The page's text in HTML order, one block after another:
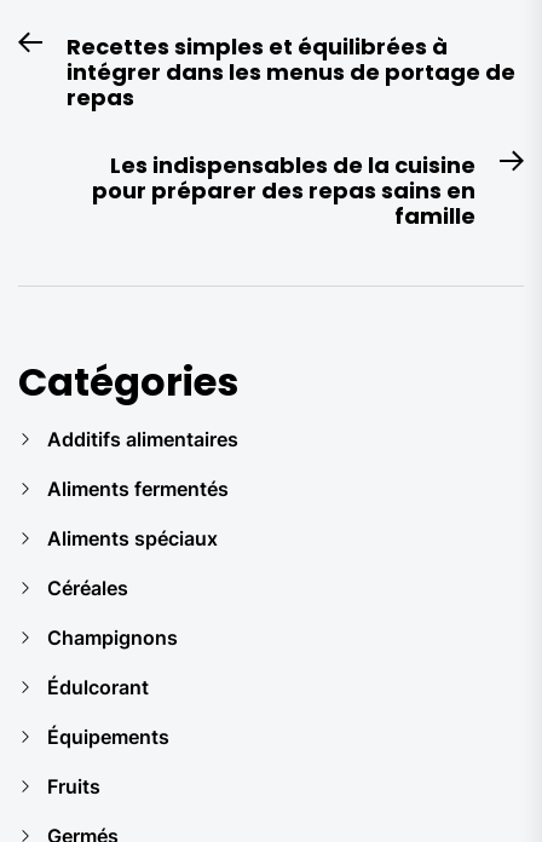
Navigation
de
l’article
PreviousRecettes simples et équilibrées à
intégrer dans les menus de portage de
repas
Les indispensables de la cuisine
pour préparer des repas sains en
famille
Catégories
Additifs alimentaires
Aliments fermentés
Aliments spéciaux
Céréales
Champignons
Édulcorant
Équipements
Fruits
Germés